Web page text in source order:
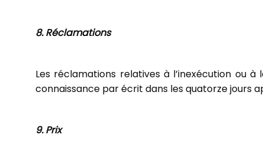
8. Réclamations
Les réclamations relatives à l’inexécution ou
connaissance par écrit dans les quatorze jours
9. Prix